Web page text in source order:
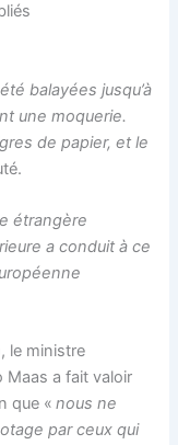
balayées jusqu’à
une moquerie.
de papier, et le
étrangère
a conduit à ce
le ministre
Maas a fait valoir
que «nous ne
par ceux qui